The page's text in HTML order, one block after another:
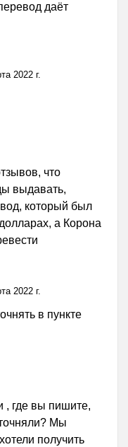
даёт
2022 г.
что
выдавать,
который был
а Корона
2022 г.
в пункте
, где вы пишите,
Мы
получить